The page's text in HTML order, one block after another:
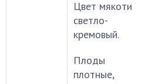
Цвет мякоти
светло-
кремовый.
Плоды
плотные,